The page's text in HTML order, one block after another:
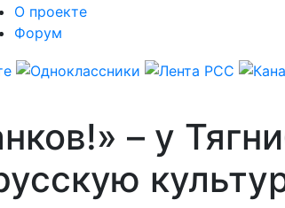
О проекте
Форум
– у